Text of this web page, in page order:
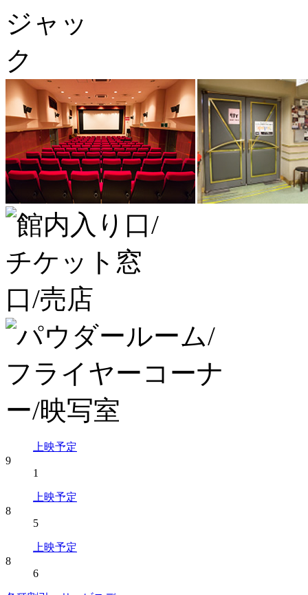
上映予定
9
1
上映予定
8
5
上映予定
8
6